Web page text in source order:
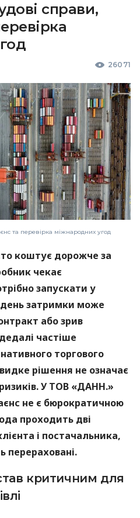
справи,
26071
та перевірка міжнародних угод
коштує дорожче за
чекає
запускати у
затримки може
або зрив
частіше
торгового
рішення не означає
У ТОВ «ДАНН.»
не є бюрократичною
проходить дві
і постачальника,
перераховані.
критичним для